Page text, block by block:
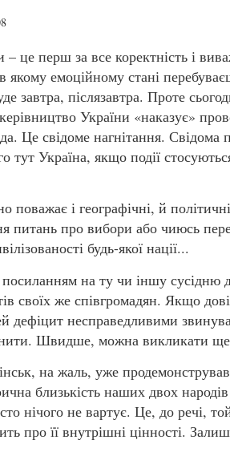
це перш за все коректність і
якому емоційному стані
завтра, післязавтра. Проте
України «наказує»
Це свідоме нагнітання.
тут Україна, якщо події
і географічні, й
питань про вибори або чиюсь
будь-якої нації...
на ту чи іншу сусідню
своїх же співгромадян. Якщо
дефіцит несправедливими
Швидше, можна викликати ще
на жаль, уже
близькість наших двох
нічого не вартує. Це, до речі,
про її внутрішні цінності.